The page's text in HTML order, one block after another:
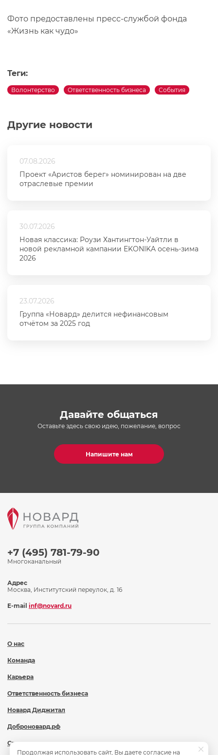
Другие новости
07.08.2026
Проект «Аристов берег» номинирован на две
отраслевые премии
30.07.2026
Новая классика: Роузи Хантингтон-Уайтли в
новой рекламной кампании EKONIKA осень-зима
2026
23.07.2026
Группа «Новард» делится нефинансовым
отчётом за 2025 год
Фото предоставлены пресс-службой фонда
«Жизнь как чудо»
Теги:
Волонтерство Ответственность бизнеса События
Давайте общаться
Оставьте здесь свою идею, пожелание, вопрос
Напишите нам
+7 (495) 781-79-90
Многоканальный
О нас
Команда
Карьера
Ответственность бизнеса
Новард Диджитал
Доброновард.рф
Статьи
Адрес
Москва, Институтский переулок, д. 16
E-mail inf@novard.ru
Продолжая использовать сайт, Вы даете согласие на